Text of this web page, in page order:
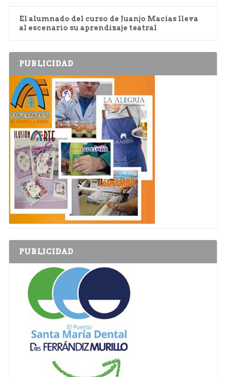
El alumnado del curso de Juanjo Macías lleva
al escenario su aprendizaje teatral
PUBLICIDAD
PUBLICIDAD